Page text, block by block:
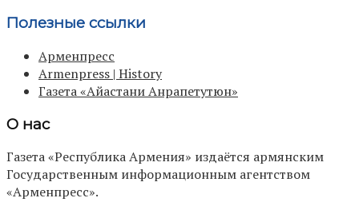
Полезные ссылки
Арменпресс
Armenpress | History
Газета «Айастани Анрапетутюн»
О нас
Газета «Республика Армения» издаётся армянским
Государственным информационным агентством
«Арменпресс».